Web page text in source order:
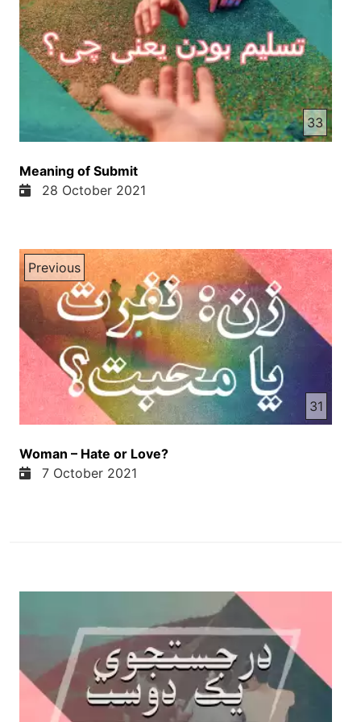
33
Meaning of Submit
28 October 2021
Previous
31
Woman – Hate or Love?
7 October 2021